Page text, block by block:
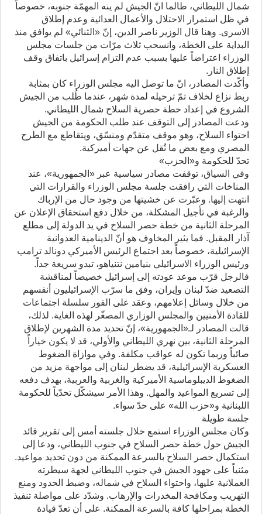
شمال الليطاني، طالما انّ الجيش لم ينه المهمّة جنوبه، خصوصاً
في ظل استمرار الاحتلال والأعمال العدائية وعدم إطلاق
الاسرى. وهنا قال الوزير ناصر الدين، إنّ «الثنائي» لم يوافق منذ
البداية على الخطة، وانسحب ثلاث مرّات من جلسات مجلس
الوزراء اعتراضاً عليها بسبب عدم التزام إسرائيل باتفاق وقف
إطلاق النار.
وأكّدت المصادر، انّ ما توصل اليه مجلس الوزراء كان بمثابة
ربط نزاع لخلاف تمّ ترحيله لمدة شهر، عندما طُلب من الجيش
الشروع في إعداد خطة حصرية السلاح شمال الليطاني.
ودعت المصادر إلى التوقف عند طلب الحكومة من الجيش
احتواء السلاح، وهو موقف متقدّم ومنسّق، ويتقاطع مع الطرح
المصري ومع بعض ما نُقل عن جهات أميركية.
تحدّ للحكومة و«الحزب»
وفي السياق، توقفت مصادر سياسية عبر «الجمهورية»، عند
المناخات التي رافقت جلسة مجلس الوزراء والقرارات التي
انتهت إليها. وعبّرت عن خشيتها من وجود حال من الإرباك
والرغبة في تأجيل المشكلة، من خلال دفع استحقاق الإعلان عن
المرحلة الثانية من خطة حصر السلاح في يد الدولة إلى مطلع
آذار المقبل. فما يثير المخاوف هو أنّ الدينامية العدوانية
الإسرائيلية، خصوصاً بعد اجتماع الرئيس الأميركي دونالد ترامب
ورئيس الوزراء الاسرائيلي بنيامين نتنياهو، تبدو سريعة جداً.
فالرجل قرّب موعد عودته إلى إسرائيل خصيصاً لمناقشة
التصعيد ضدّ لبنان وإيران، وفق ما سرّب الإسرائيليون أنفسهم
من خلال وسائل إعلامهم، وعقد على الفور سلسلة اجتماعات
للقادة الأمنيين والمجلس الوزاري المصغّر لهذه الغاية. لذلك،
قالت المصادر لـ«الجمهورية»، إنّ تحديد مدة الشهرين لإطلاق
المرحلة الثانية، بين نهري الليطاني والأولي، قد لا يكون خياراً
صائباً وربما تكون له عواقب مكلفة. وفي موازاة الضغوط
العسكرية الإسرائيلية، قد يضطر لبنان إلى مواجهة مزيد من
الضغوط الديبلوماسية الأميركية والغربية والعربية، بهدف دفعه
إلى تسريع المواعيد والمهل. وهذا الأمر سيشكّل تحدّياً للحكومة
اللبنانية و«حزب الله» على حدّ سواء.
جلسة طويلة
وكان مجلس الوزراء استمع خلال جلسته أمس إلى تقرير قائد
الجيش حول خطة حصر السلاح في جنوب الليطاني، ودعا إلى
استكمال حصر السلاح بالسرعة الممكنة من دون تحديد مواعيد.
مثنياً على جهود الجيش في جنوب الليطاني لجهة سيطرته
العملانية عليها، واحتواء السلاح في شماله، وضبط الحدود ومنع
التهريب ومكافحة المخدرات والإرهاب. وشدّد على مواصلة تنفيذ
الخطة بمراحلها كافة بالسرعة الممكنة. على أن تعدّ قيادة